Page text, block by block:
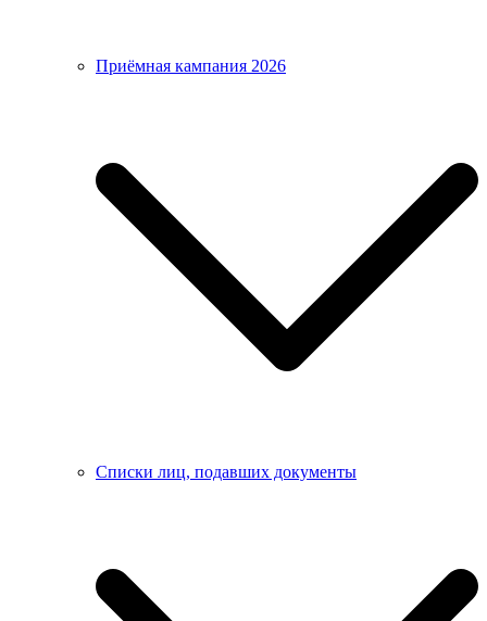
Приёмная кампания 2026
Списки лиц, подавших документы